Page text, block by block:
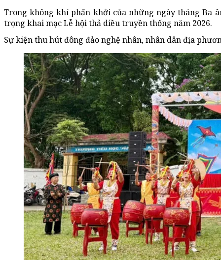
Trong không khí phấn khởi của những ngày tháng Ba
trọng khai mạc Lễ hội thả diều truyền thống năm 2026.
Sự kiện thu hút đông đảo nghệ nhân, nhân dân địa